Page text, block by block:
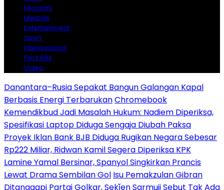
Ekonomi
Lifestyle
Entertainment
Sport
Internasional
Pers Rilis
Video
Danantara–Rusia Sepakat Bangun Galangan Kapal
Berbasis Energi TerbarukanChromebook
Kemendikbud Jadi Masalah Hukum: Nadiem Diperiksa,
Spesifikasi Laptop Diduga Sengaja Diubah Paksa
Proyek Iklan Bank BJB Diduga Rugikan Negara Sebesar
Rp222 Miliar, Ridwan Kamil Segera Diperiksa KPK
Lamine Yamal Bersinar, Spanyol Singkirkan Prancis
Lewat Drama Sembilan Gol Isu Pemakzulan Gibran
Ditanggapi Partai Golkar, Sekǰen Sarmuji Sebut Tak Ada